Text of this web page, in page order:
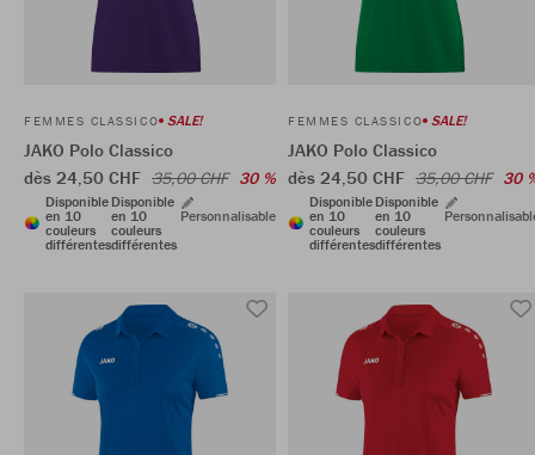
FEMMES CLASSICO SALE!
JAKO Polo Classico
dès 24,50 CHF 35,00 CHF 30 %
Disponible
en 10
couleurs
différentes
Disponible
en 10
couleurs
différentes
Personnalisable
FEMMES CLASSICO SALE!
JAKO Polo Classico
dès 24,50 CHF 35,00 CHF 30
Disponible
en 10
couleurs
différentes
Disponible
en 10
couleurs
différentes